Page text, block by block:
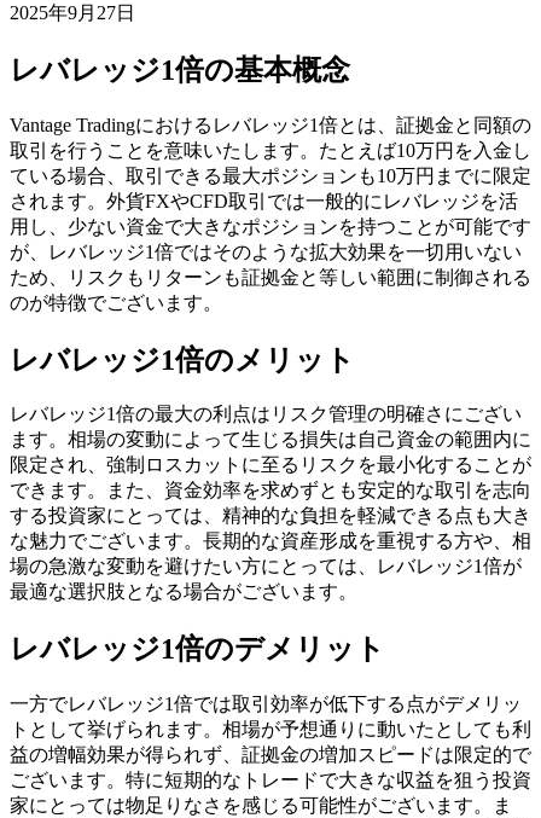
2025年9月27日
レバレッジ1倍の基本概念
Vantage Tradingにおけるレバレッジ1倍とは、証拠金と同額の
取引を行うことを意味いたします。たとえば10万円を入金し
ている場合、取引できる最大ポジションも10万円までに限定
されます。外貨FXやCFD取引では一般的にレバレッジを活
用し、少ない資金で大きなポジションを持つことが可能です
が、レバレッジ1倍ではそのような拡大効果を一切用いない
ため、リスクもリターンも証拠金と等しい範囲に制御される
のが特徴でございます。
レバレッジ1倍のメリット
レバレッジ1倍の最大の利点はリスク管理の明確さにござい
ます。相場の変動によって生じる損失は自己資金の範囲内に
限定され、強制ロスカットに至るリスクを最小化することが
できます。また、資金効率を求めずとも安定的な取引を志向
する投資家にとっては、精神的な負担を軽減できる点も大き
な魅力でございます。長期的な資産形成を重視する方や、相
場の急激な変動を避けたい方にとっては、レバレッジ1倍が
最適な選択肢となる場合がございます。
レバレッジ1倍のデメリット
一方でレバレッジ1倍では取引効率が低下する点がデメリッ
トとして挙げられます。相場が予想通りに動いたとしても利
益の増幅効果が得られず、証拠金の増加スピードは限定的で
ございます。特に短期的なトレードで大きな収益を狙う投資
家にとっては物足りなさを感じる可能性がございます。ま